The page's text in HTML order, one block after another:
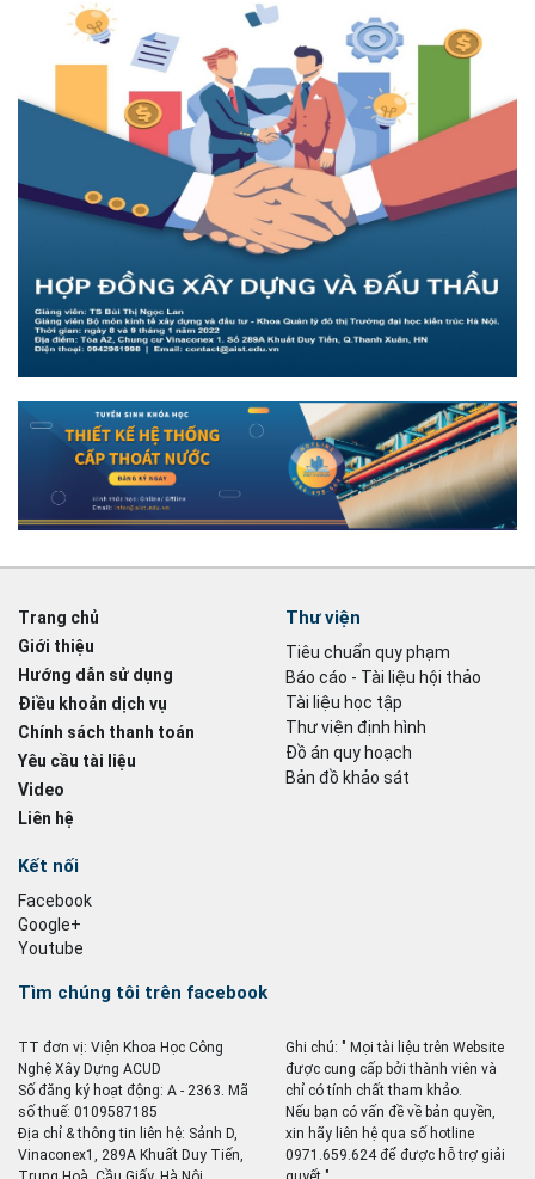
Trang chủ
Giới thiệu
Hướng dẫn sử dụng
Điều khoản dịch vụ
Chính sách thanh toán
Yêu cầu tài liệu
Video
Liên hệ
Thư viện
Tiêu chuẩn quy phạm
Báo cáo - Tài liệu hội thảo
Tài liệu học tập
Thư viện định hình
Đồ án quy hoạch
Bản đồ khảo sát
Kết nối
Facebook
Google+
Youtube
Tìm chúng tôi trên facebook
TT đơn vị: Viện Khoa Học Công
Nghệ Xây Dựng ACUD
Số đăng ký hoạt động: A - 2363. Mã
số thuế: 0109587185
Địa chỉ & thông tin liên hệ: Sảnh D,
Vinaconex1, 289A Khuất Duy Tiến,
Ghi chú: " Mọi tài liệu trên Website
được cung cấp bởi thành viên và
chỉ có tính chất tham khảo.
Nếu bạn có vấn đề về bản quyền,
xin hãy liên hệ qua số hotline
0971.659.624 để được hỗ trợ giải